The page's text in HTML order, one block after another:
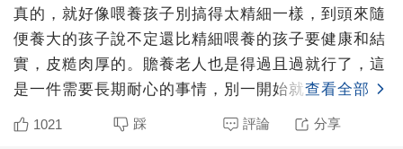
真的，就好像喂養孩子別搞得太精細一樣，到頭來隨
便養大的孩子說不定還比精細喂養的孩子要健康和結
實，皮糙肉厚的。贍養老人也是得過且過就行了，這
是一件需要長期耐心的事情，別一開始就大發孝心，
把孝心都揮霍一空
查看全部
1021 踩 評論 分享